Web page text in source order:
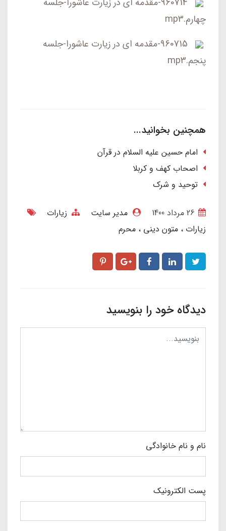
چهارم.mp3
960715-مقدمه ای در زیارت عاشورا-جلسه
پنجم.mp3
همچنین بخوانید...
امام حسین علیه السلام در قرآن
اصحاب کهف و کربلا
توحید و شرک
مدیر سایت
زیارات
زیارات
متون دینی محرم
دیدگاه خود را بنویسید
نام و نام خانوادگی
پست الکترونیک